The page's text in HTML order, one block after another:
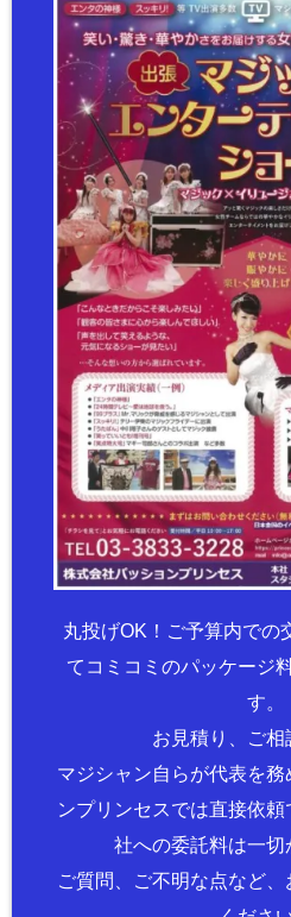
丸投げOK！ご予算内での
てコミコミのパッケージ
す。
お見積り、ご相
マジシャン自らが代表を
ンプリンセスでは直接依
社への委託料は一切
ご質問、ご不明な点など